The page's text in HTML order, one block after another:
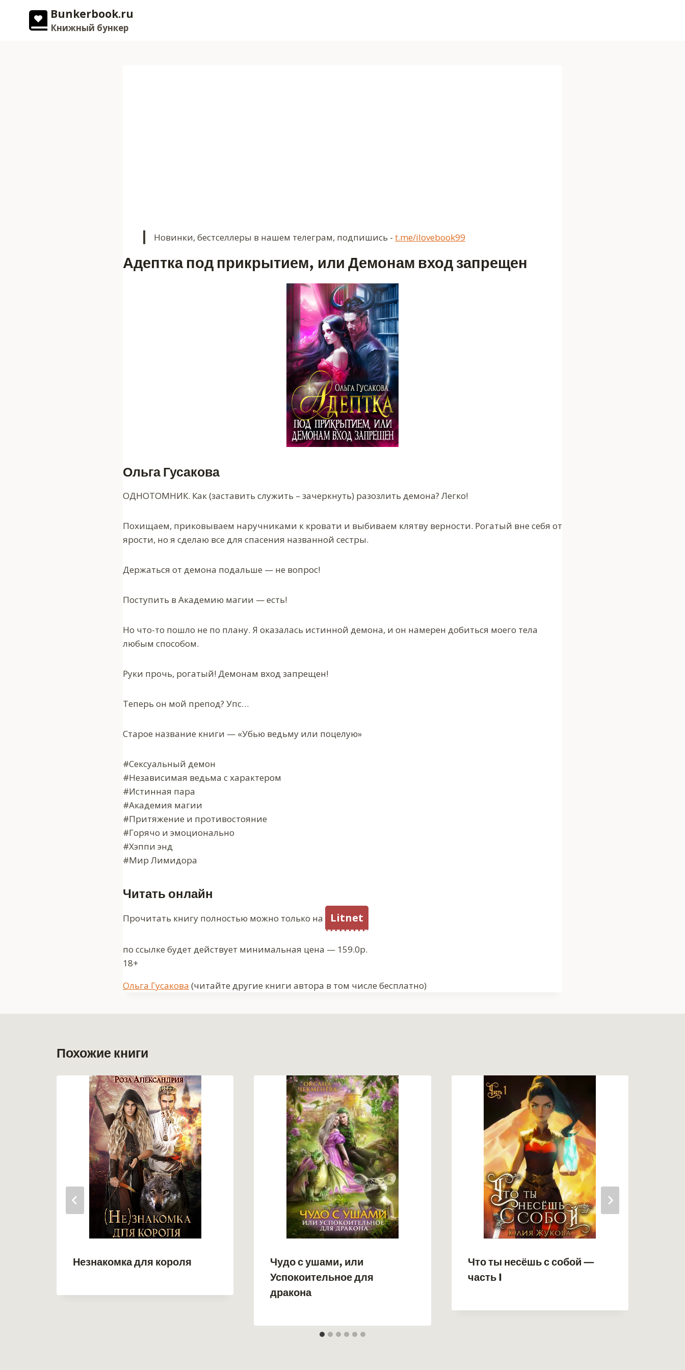
содержимому
Bunkerbook.ru
Книжный бункер
Новинки, бестселлеры в нашем телеграм, подпишись - t.me/ilovebook99
Адептка под прикрытием, или Демонам вход запрещен
Ольга Гусакова
ОДНОТОМНИК. Как (заставить служить – зачеркнуть) разозлить демона? Легко!
Похищаем, приковываем наручниками к кровати и выбиваем клятву верности. Рогатый вне себя от
ярости, но я сделаю все для спасения названной сестры.
Держаться от демона подальше — не вопрос!
Поступить в Академию магии — есть!
Но что-то пошло не по плану. Я оказалась истинной демона, и он намерен добиться моего тела
любым способом.
Руки прочь, рогатый! Демонам вход запрещен!
Теперь он мой препод? Упс…
Старое название книги — «Убью ведьму или поцелую»
#Сексуальный демон
#Независимая ведьма с характером
#Истинная пара
#Академия магии
#Притяжение и противостояние
#Горячо и эмоционально
#Хэппи энд
#Мир Лимидора
Читать онлайн
Прочитать книгу полностью можно только на Litnet
по ссылке будет действует минимальная цена — 159.0р.
18+
Метки
Ольга Гусакова (читайте другие книги автора в том числе бесплатно)
Похожие книги
Незнакомка для короля
Чудо с ушами, или
Успокоительное для
дракона
Что ты несёшь с собой —
часть I